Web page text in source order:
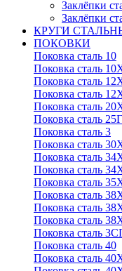
Заклёпки
Заклёпки
КРУГИ
ПОКОВКИ
Поковка сталь 10
Поковка сталь
Поковка сталь
Поковка сталь
Поковка сталь
Поковка сталь
Поковка сталь 3
Поковка сталь
Поковка сталь
Поковка сталь
Поковка сталь
Поковка сталь
Поковка сталь
Поковка сталь
Поковка сталь
Поковка сталь 40
Поковка сталь